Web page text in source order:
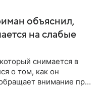
объяснил,
на слабые
снимается в
о том, как он
внимание при